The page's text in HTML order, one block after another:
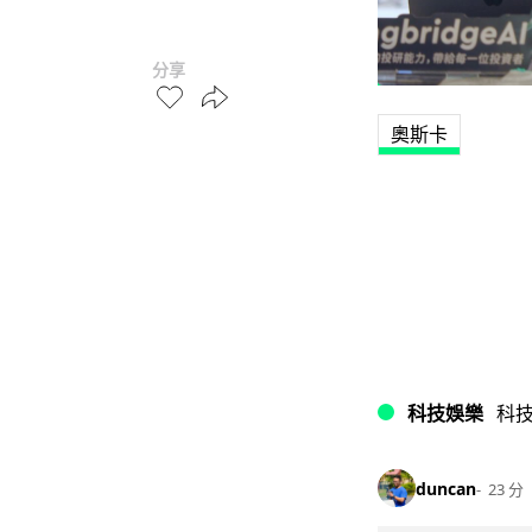
分享
奧斯卡
科技娛樂 科
duncan 23 分